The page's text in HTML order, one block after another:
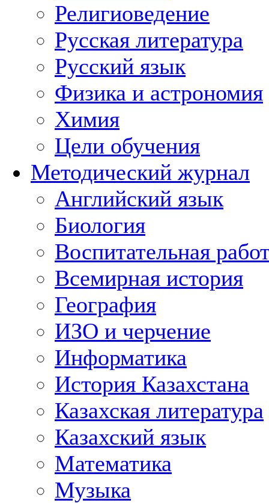
Религиоведение
Русская литература
Русский язык
Физика и астрономия
Химия
Цели обучения
Методический журнал
Английский язык
Биология
Воспитательная
Всемирная история
География
ИЗО и черчение
Информатика
История Казахстана
Казахская литература
Казахский язык
Математика
Музыка